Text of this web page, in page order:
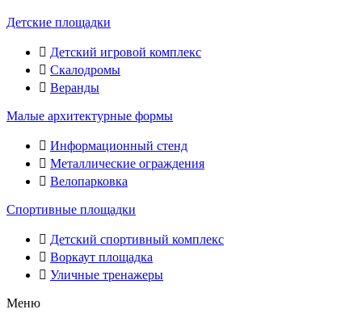
Детские площадки
Детский игровой комплекс
Скалодромы
Веранды
Малые архитектурные формы
Информационный стенд
Металлические ограждения
Велопарковка
Спортивные площадки
Детский спортивный комплекс
Воркаут площадка
Уличные тренажеры
Меню